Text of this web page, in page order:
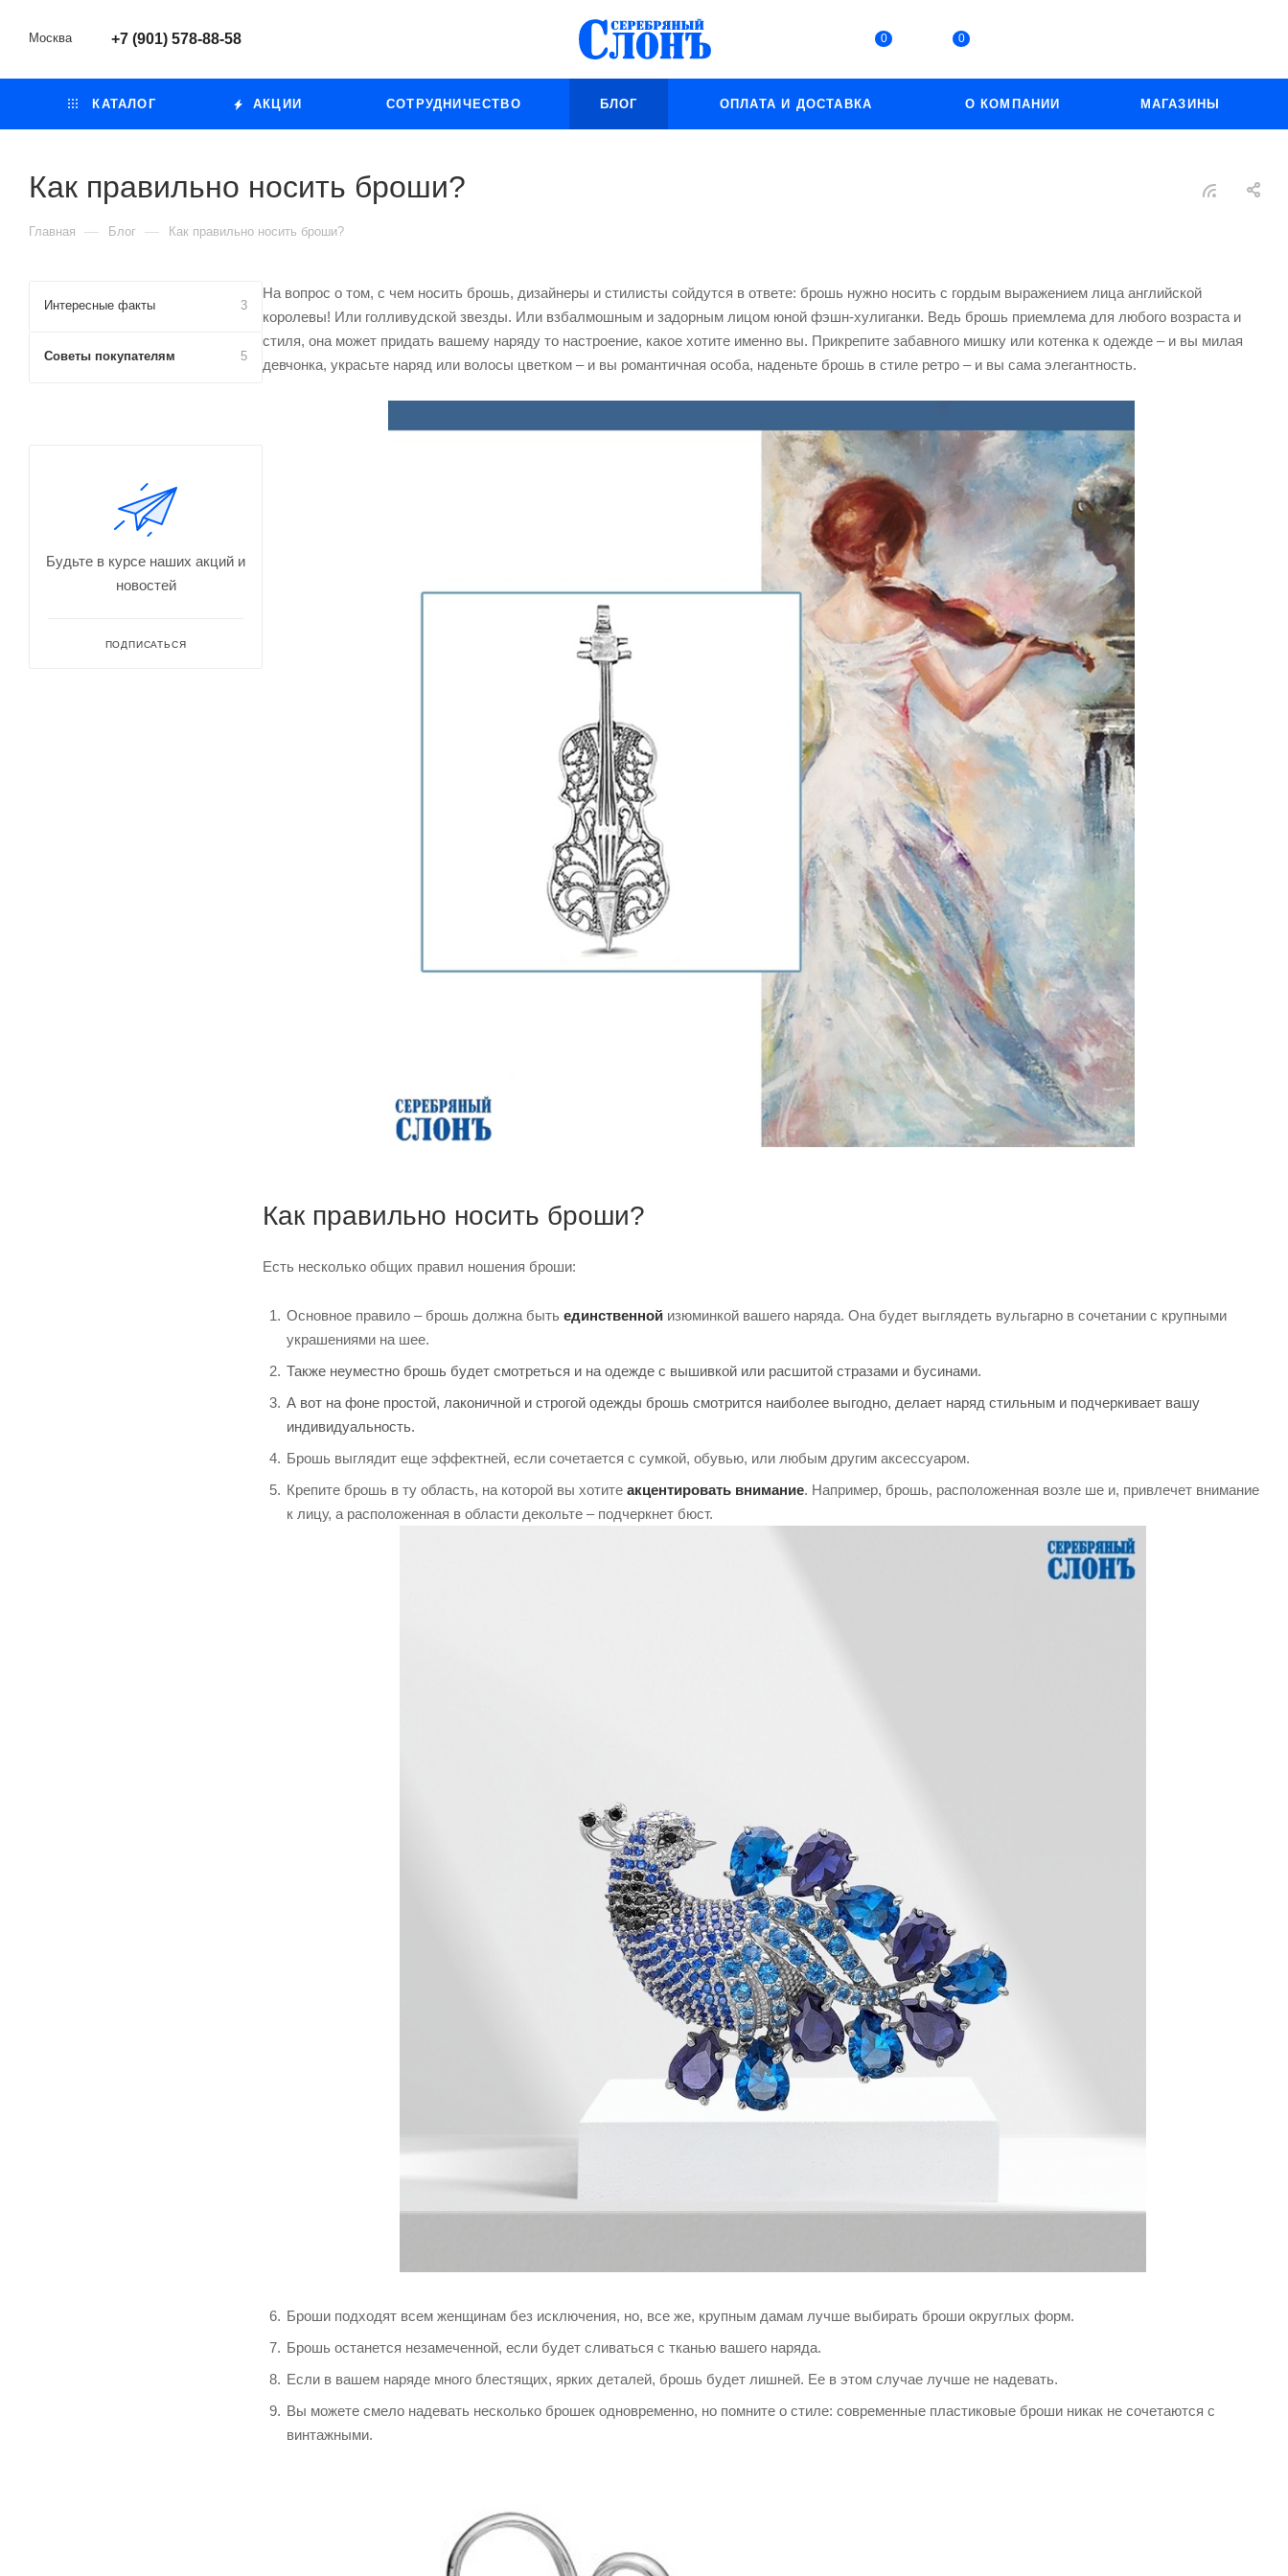
Москва +7 (901) 578-88-58 0 0
КАТАЛОГ АКЦИИ СОТРУДНИЧЕСТВО БЛОГ ОПЛАТА И ДОСТАВКА О КОМПАНИИ МАГАЗИНЫ
Как правильно носить броши?
Главная — Блог — Как правильно носить броши?
На вопрос о том, с чем носить брошь, дизайнеры и стилисты сойдутся в ответе: брошь нужно носить с гордым выражением лица английской
королевы! Или голливудской звезды. Или взбалмошным и задорным лицом юной фэшн-хулиганки. Ведь брошь приемлема для любого возраста и
стиля, она может придать вашему наряду то настроение, какое хотите именно вы. Прикрепите забавного мишку или котенка к одежде – и вы милая
девчонка, украсьте наряд или волосы цветком – и вы романтичная особа, наденьте брошь в стиле ретро – и вы сама элегантность.
Как правильно носить броши?
Есть несколько общих правил ношения броши:
Основное правило – брошь должна быть единственной изюминкой вашего наряда. Она будет выглядеть вульгарно в сочетании с крупными
украшениями на шее.
Также неуместно брошь будет смотреться и на одежде с вышивкой или расшитой стразами и бусинами.
А вот на фоне простой, лаконичной и строгой одежды брошь смотрится наиболее выгодно, делает наряд стильным и подчеркивает вашу
индивидуальность.
Брошь выглядит еще эффектней, если сочетается с сумкой, обувью, или любым другим аксессуаром.
Крепите брошь в ту область, на которой вы хотите акцентировать внимание. Например, брошь, расположенная возле ше и, привлечет внимание
к лицу, а расположенная в области декольте – подчеркнет бюст.
Броши подходят всем женщинам без исключения, но, все же, крупным дамам лучше выбирать броши округлых форм.
Брошь останется незамеченной, если будет сливаться с тканью вашего наряда.
Если в вашем наряде много блестящих, ярких деталей, брошь будет лишней. Ее в этом случае лучше не надевать.
Вы можете смело надевать несколько брошек одновременно, но помните о стиле: современные пластиковые броши никак не сочетаются с
винтажными.
Интересные факты 3
Советы покупателям 5
Будьте в курсе наших акций и
новостей
ПОДПИСАТЬСЯ